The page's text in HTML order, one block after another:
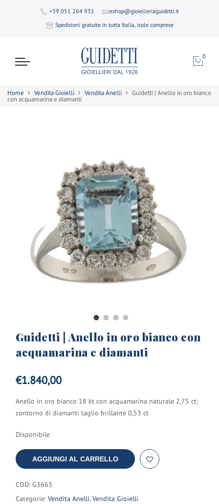
+39 051 264 931
eshop@gioielleriaguidetti.it
Spedizioni gratuite in tutta Italia, isole comprese
0
Home Vendita Gioielli Vendita Anelli Guidetti | Anello in oro bianco
con acquamarina e diamanti
Guidetti | Anello in oro bianco con
acquamarina e diamanti
€1.840,00
Anello in oro bianco 18 kt con acquamarina naturale 2,75 ct;
contorno di diamanti taglio brillante 0,53 ct
Disponibile
AGGIUNGI AL CARRELLO
COD: G3663
Categorie: Vendita Anelli,Vendita Gioielli